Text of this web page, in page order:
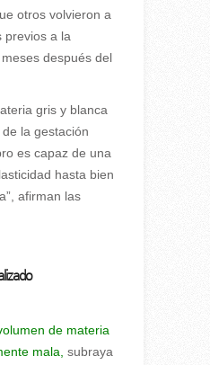
otros volvieron a
previos a la
después del
gris y blanca
la gestación
es capaz de una
hasta bien
afirman las
de materia
mala, subraya